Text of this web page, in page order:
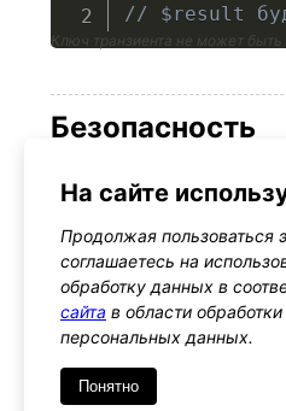
// $result
Ключ транзиента не может
Безопасность
Санитизация:Функция
Рекомендации: При
На сайте
Продолжая пользоваться
соглашаетесь на
обработку данных в
сайта в области
персональных данных.
Понятно